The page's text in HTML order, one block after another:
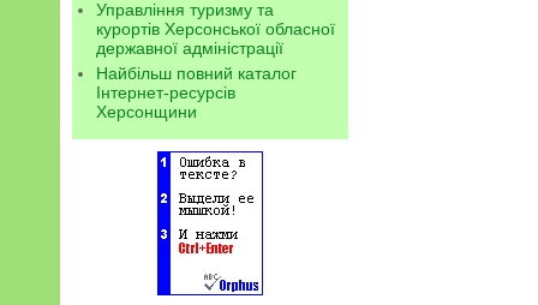
Управління туризму та
курортів Херсонської обласної
державної адміністрації
Найбільш повний каталог
Інтернет-ресурсів
Херсонщини